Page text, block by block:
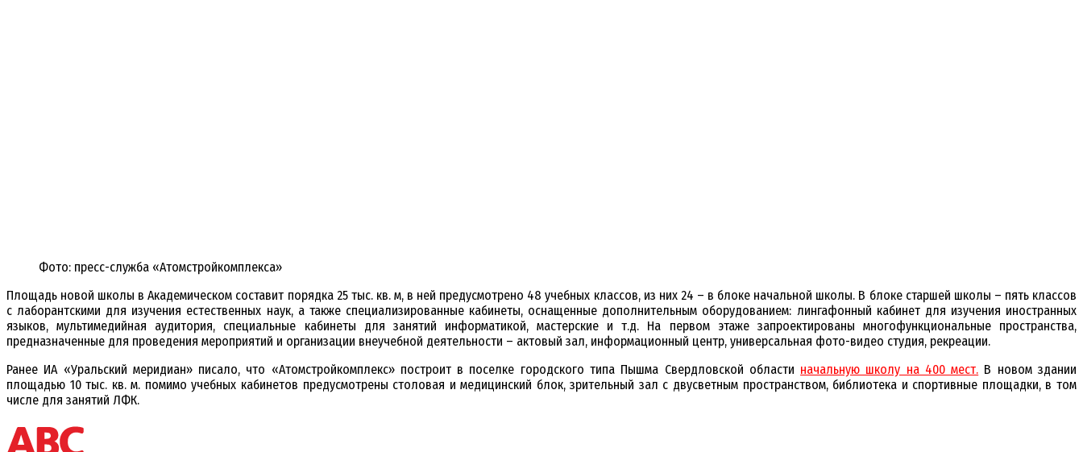
Фото: пресс-служба «Атомстройкомплекса»
Площадь новой школы в Академическом составит порядка 25 тыс. кв. м, в ней предусмотрено 48 учебных классов, из них 24 – в блоке начальной школы. В блоке старшей школы – пять классов
с лаборантскими для изучения естественных наук, а также специализированные кабинеты, оснащенные дополнительным оборудованием: лингафонный кабинет для изучения иностранных
языков, мультимедийная аудитория, специальные кабинеты для занятий информатикой, мастерские и т.д. На первом этаже запроектированы многофункциональные пространства,
предназначенные для проведения мероприятий и организации внеучебной деятельности – актовый зал, информационный центр, универсальная фото-видео студия, рекреации.
Ранее ИА «Уральский меридиан» писало, что «Атомстройкомплекс» построит в поселке городского типа Пышма Свердловской области начальную школу на 400 мест. В новом здании
площадью 10 тыс. кв. м. помимо учебных кабинетов предусмотрены столовая и медицинский блок, зрительный зал с двусветным пространством, библиотека и спортивные площадки, в том
числе для занятий ЛФК.